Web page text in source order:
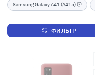
Samsung Galaxy A41 (A415)
ФИЛЬТР